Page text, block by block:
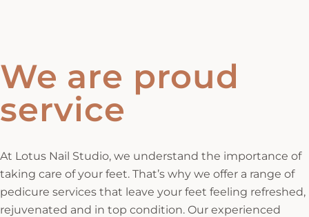
We are proud
service
At Lotus Nail Studio, we understand the importance of
taking care of your feet. That’s why we offer a range of
pedicure services that leave your feet feeling refreshed,
rejuvenated and in top condition. Our experienced